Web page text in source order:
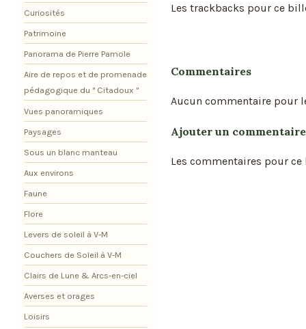
Les trackbacks pour ce
Commentaires
Aucun commentaire pour
Ajouter un commentaire
Les commentaires pour
Curiosités
Patrimoine
Panorama de Pierre Pamole
Aire de repos et de promenade
pédagogique du " Citadoux "
Vues panoramiques
Paysages
Sous un blanc manteau
Aux environs
Faune
Flore
Levers de soleil à V-M
Couchers de Soleil à V-M
Clairs de Lune & Arcs-en-ciel
Averses et orages
Loisirs